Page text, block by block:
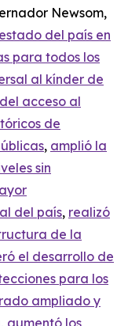
Newsom,
del país en
para todos los
al kínder de
acceso al
de
, amplió la
sin
del país, realizó
de la
el desarrollo de
para los
ampliado y
, aumentó los